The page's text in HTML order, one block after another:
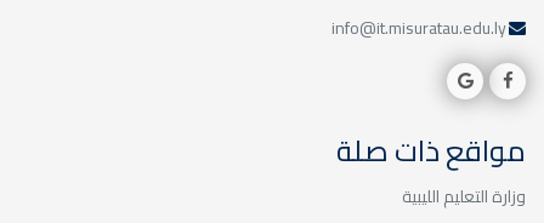
info@it.misuratau.edu.ly
مواقع ذات صلة
وزارة التعليم الليبية